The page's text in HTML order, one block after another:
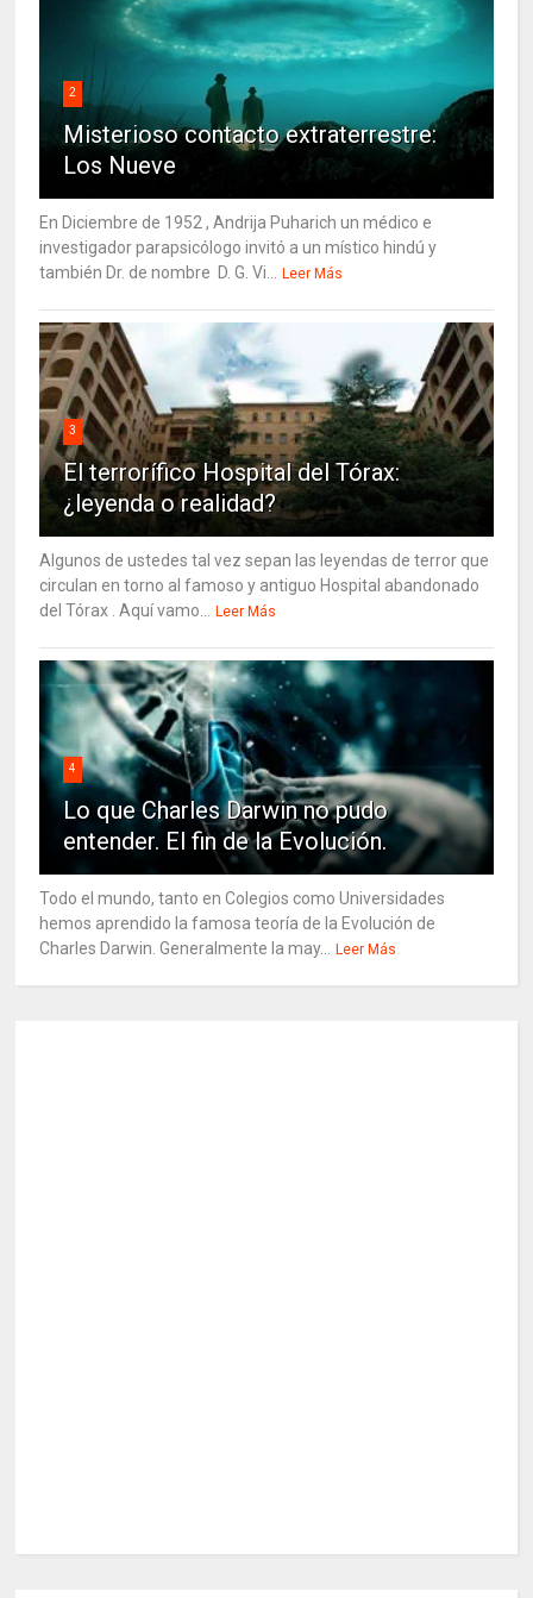
2
Misterioso contacto extraterrestre:
Los Nueve
En Diciembre de 1952 , Andrija Puharich un médico e
investigador parapsicólogo invitó a un místico hindú y
también Dr. de nombre D. G. Vi...
Leer Más
3
El terrorífico Hospital del Tórax:
¿leyenda o realidad?
Algunos de ustedes tal vez sepan las leyendas de terror que
circulan en torno al famoso y antiguo Hospital abandonado
del Tórax . Aquí vamo...
Leer Más
4
Lo que Charles Darwin no pudo
entender. El fin de la Evolución.
Todo el mundo, tanto en Colegios como Universidades
hemos aprendido la famosa teoría de la Evolución de
Charles Darwin. Generalmente la may...
Leer Más